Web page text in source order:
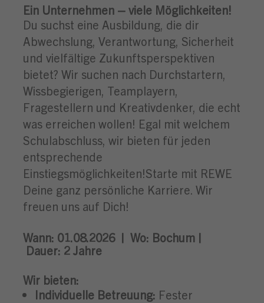
Ein Unternehmen – viele Möglichkeiten!
Du suchst eine Ausbildung, die dir
Abwechslung, Verantwortung, Sicherheit
und vielfältige Zukunftsperspektiven
bietet? Wir suchen nach Durchstartern,
Wissbegierigen, Teamplayern,
Fragestellern und Kreativdenker, die echt
was erreichen wollen! Egal mit welchem
Schulabschluss, wir bieten für jeden
entsprechende
Einstiegsmöglichkeiten!Starte mit REWE
Deine ganz persönliche Karriere. Wir
freuen uns auf Dich!
Wann: 01.08.2026 | Wo: Bochum |
Dauer: 2 Jahre
Wir bieten:
Individuelle Betreuung: Fester